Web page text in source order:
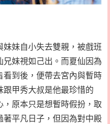
妹自小失去雙親，被戲班
妹視如己出。而夏仙因為
到後，便帶去宮內與暫時
甲秀大叔是他最珍惜的
原本只是想暫時假扮，取
平凡日子，但因為對中殿